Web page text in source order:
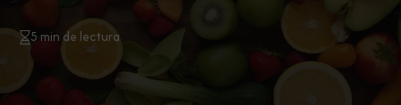
5 min de lectura